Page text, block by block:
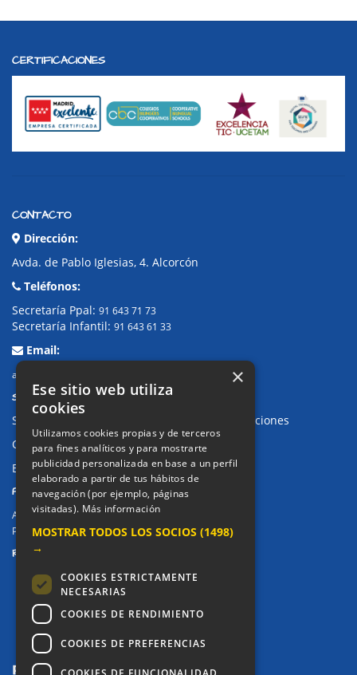
CERTIFICACIONES
CONTACTO
Dirección:
Avda. de Pablo Iglesias, 4. Alcorcón
Teléfonos:
Secretaría Ppal: 91 643 71 73
Secretaría Infantil: 91 643 61 33
Email:
alkor@colegioalkor.com
SUGERENCIAS Y CANAL DE DENUNCIAS
Sugerencias, Quejas, Reclamaciones y Felicitaciones
Canal de denuncias
Buzón denuncia drogas CM
PRIVACIDAD
Aviso legal / Política de privacidad
Política de Cookies
REDES SOCIALES
×
Ese sitio web utiliza
cookies
Utilizamos cookies propias y de terceros
para fines analíticos y para mostrarte
publicidad personalizada en base a un perfil
elaborado a partir de tus hábitos de
navegación (por ejemplo, páginas
visitadas). Más información
MOSTRAR TODOS LOS SOCIOS (1498)
→
COOKIES ESTRICTAMENTE
NECESARIAS
COOKIES DE RENDIMIENTO
COOKIES DE PREFERENCIAS